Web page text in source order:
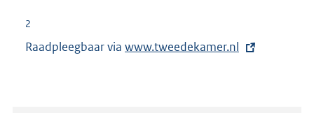
r
2
Raadpleegbaar via E
www.tweedekamer.nl